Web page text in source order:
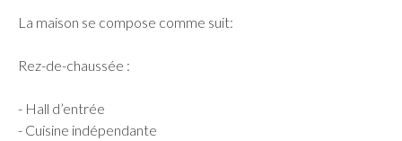
La maison se compose comme suit:
Rez-de-chaussée :
- Hall d’entrée
- Cuisine indépendante